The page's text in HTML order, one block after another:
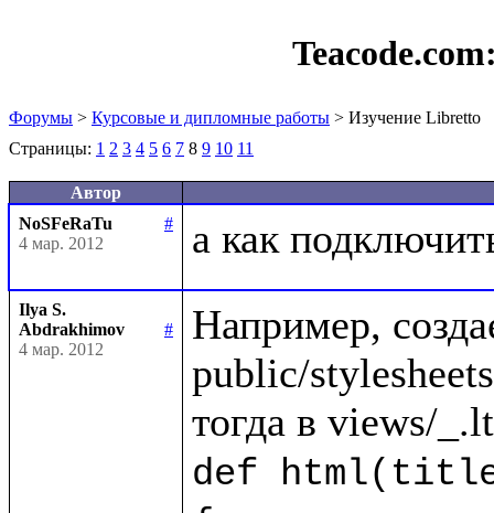
Форумы > Курсовые и дипломные работы > Изучение Libretto
Страницы: 1 2 3 4 5 6 7 8 9 10 11
Автор
NoSFeRaTu
#
4 мар. 2012
Ilya S.
Abdrakhimov
#
4 мар. 2012
Например,
public/
def